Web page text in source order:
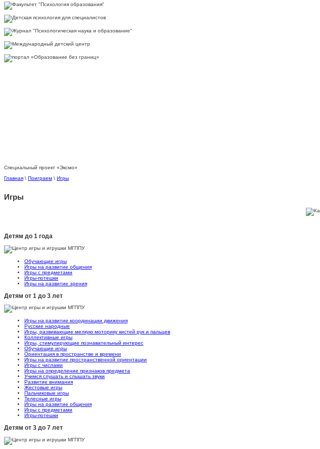
Специальный проект «Эксмо»
Главная \ Поиграем \ Игры
Игры
Детям до 1 года
Обучающие игры
Игры на развитие общения
Игры с предметами
Игры-потешки
Игры на развитие зрения
Детям от 1 до 3 лет
Игры на развитие координации движения
Русские народные
Игры, развивающие мелкую моторику кистей рук и пальцев
Коллективные игры
Игры, стимулирующие познавательный интерес
Обучающие игры
Ориентация в пространстве и времени
Игры на развитие пространственной ориентации
Игры с числами
Игры на определение признаков предмета
Учимся слушать и слышать звуки
Развитие внимания
Жестовые игры
Пальчиковые игры
Телесные игры
Игры на развитие общения
Игры с предметами
Игры-потешки
Детям от 3 до 7 лет